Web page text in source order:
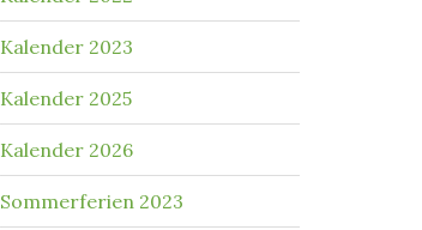
Kalender 2023
Kalender 2025
Kalender 2026
Sommerferien 2023